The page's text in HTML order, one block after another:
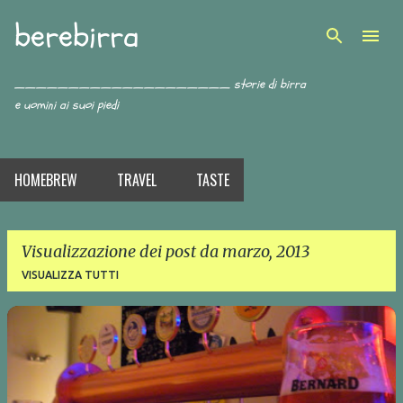
berebirra
____________________ storie di birra
e uomini ai suoi piedi
HOMEBREW TRAVEL TASTE
Visualizzazione dei post da marzo, 2013
VISUALIZZA TUTTI
o